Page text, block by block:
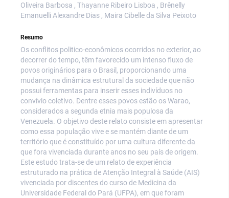
Oliveira Barbosa , Thayanne Ribeiro Lisboa , Brênelly
Emanuelli Alexandre Dias , Maira Cibelle da Silva Peixoto
Resumo
Os conflitos politico-econômicos ocorridos no exterior, ao
decorrer do tempo, têm favorecido um intenso fluxo de
povos originários para o Brasil, proporcionando uma
mudança na dinâmica estrutural da sociedade que não
possui ferramentas para inserir esses indivíduos no
convívio coletivo. Dentre esses povos estão os Warao,
considerados a segunda etnia mais populosa da
Venezuela. O objetivo deste relato consiste em apresentar
como essa população vive e se mantém diante de um
território que é constituído por uma cultura diferente da
que fora vivenciada durante anos no seu país de origem.
Este estudo trata-se de um relato de experiência
estruturado na prática de Atenção Integral à Saúde (AIS)
vivenciada por discentes do curso de Medicina da
Universidade Federal do Pará (UFPA), em que foram